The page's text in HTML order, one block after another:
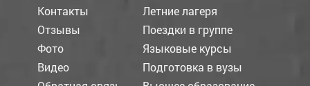
Контакты
Отзывы
Фото
Видео
Летние лагеря
Поездки в группе
Языковые курсы
Подготовка в вузы